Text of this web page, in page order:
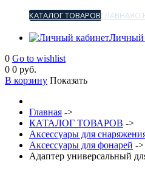
КАТАЛОГ ТОВАРОВГЛАВНАЯО
Личный
0 Go to wishlist
0 0 руб.
В корзину Показать
Главная ->
КАТАЛОГ ТОВАРОВ ->
Аксессуары для
Аксессуары для фонарей ->
Адаптер универсальный